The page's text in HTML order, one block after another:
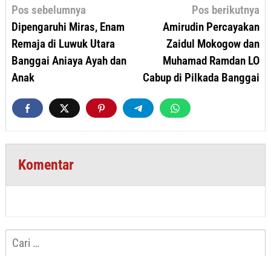
Navigasi
Pos sebelumnya
Dipengaruhi Miras, Enam
Remaja di Luwuk Utara
Banggai Aniaya Ayah dan
Anak
Pos berikutnya
Amirudin Percayakan
Zaidul Mokogow dan
Muhamad Ramdan LO
Cabup di Pilkada Banggai
Komentar
Cari